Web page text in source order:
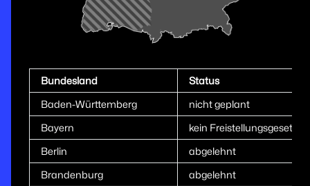
Bundesland
Status
Baden-Württemberg
nicht geplant
Bayern
kein Freistellungsgesetz
Berlin
abgelehnt
Brandenburg
abgelehnt